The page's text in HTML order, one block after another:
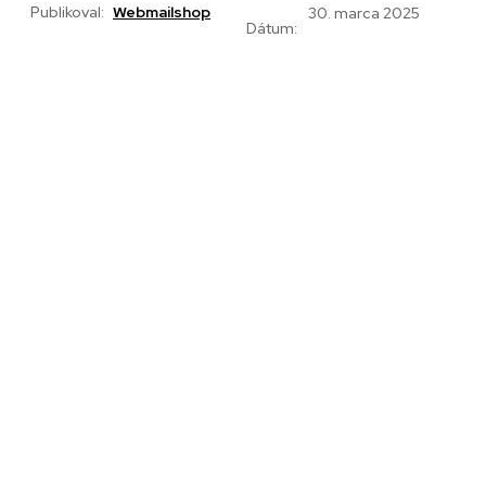
Publikoval: Webmailshop
Dátum:
30. marca 2025